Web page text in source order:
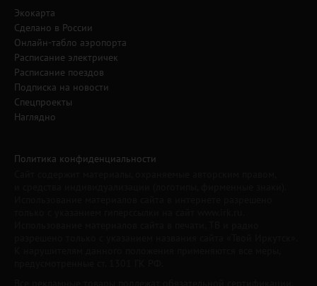
Экокарта
Сделано в России
Онлайн-табло аэропорта
Расписание электричек
Расписание поездов
Подписка на новости
Спецпроекты
Наглядно
Политика конфиденциальности